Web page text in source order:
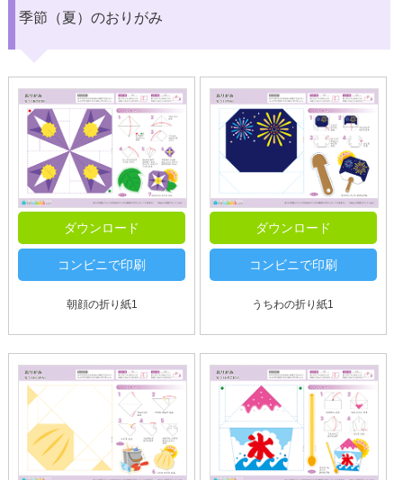
季節（夏）のおりがみ
ダウンロード
コンビニで印刷
朝顔の折り紙1
ダウンロード
コンビニで印刷
うちわの折り紙1